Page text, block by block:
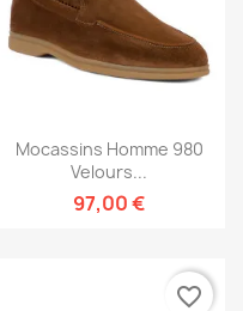
Mocassins Homme 980
Velours...
97,00 €
favorite_border